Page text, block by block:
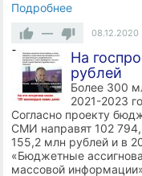
Подробнее
—
08.12.2020
На
рублей
Более 300
2021-2023
Согласно проекту
СМИ направят 102
155,2 млн рублей и в
«Бюджетные
массовой